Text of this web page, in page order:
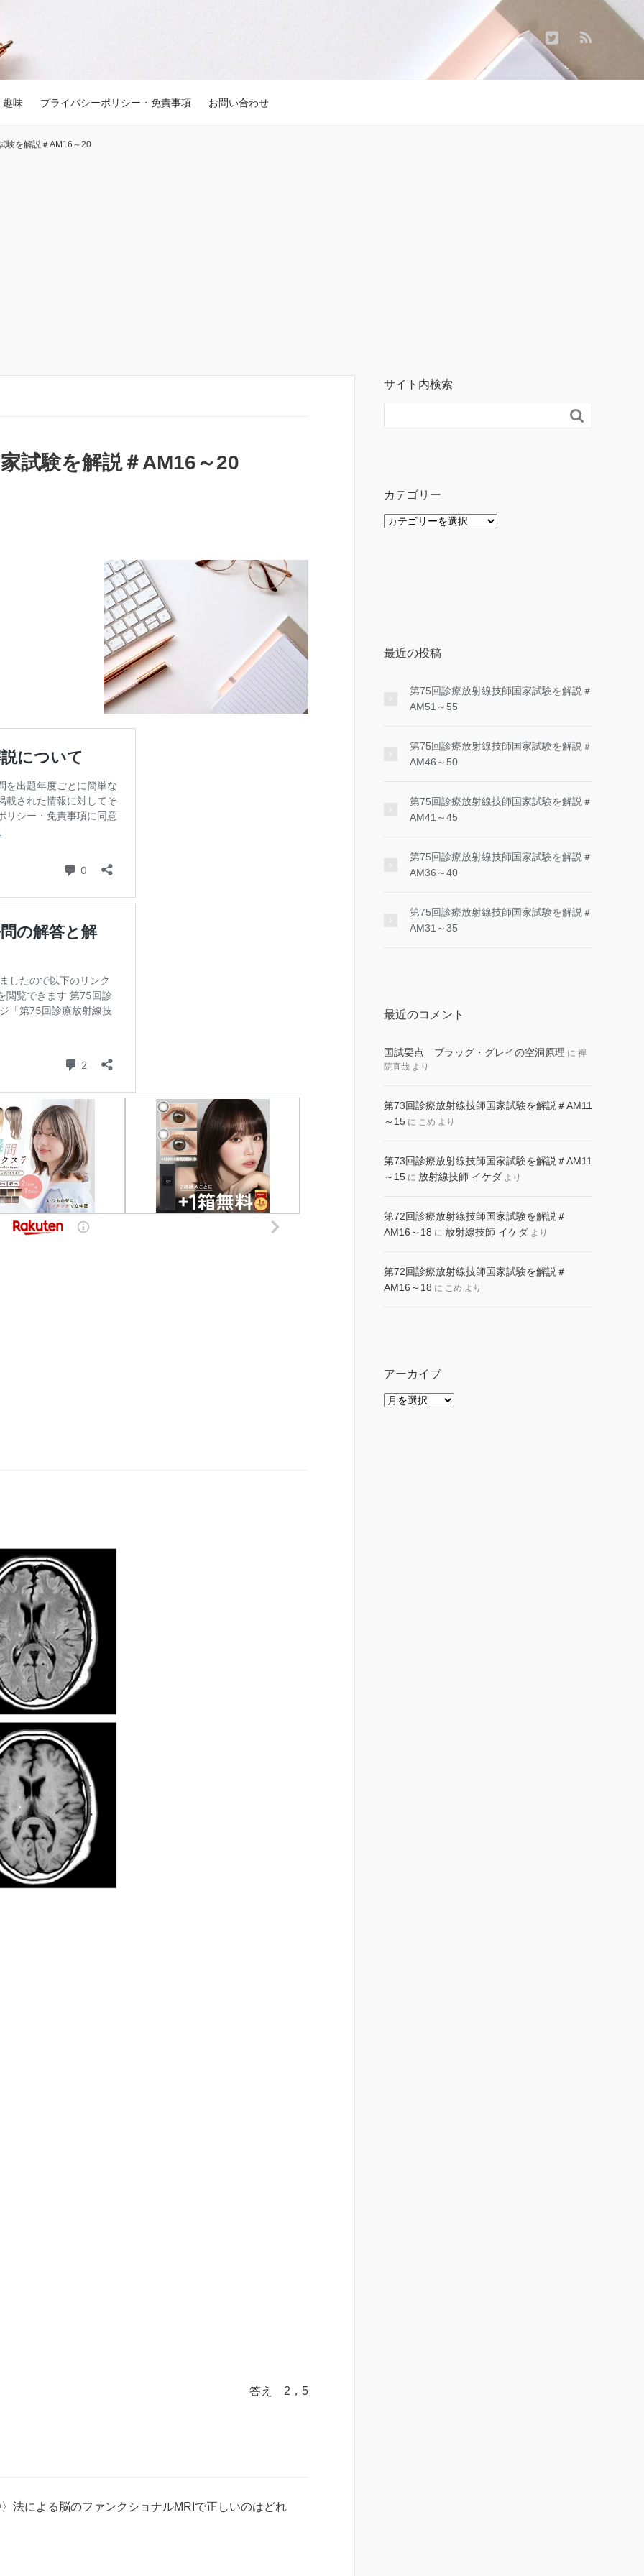
趣味 プライバシーポリシー・免責事項 お問い合わせ
験を解説＃AM16～20
試験を解説＃AM16～20
答え 2，5
法による脳のファンクショナルMRIで正しいのはどれ
サイト内検索

カテゴリー
カ
最近の投稿
第75回診療放射線技師国家試験を解説＃
AM51～55
第75回診療放射線技師国家試験を解説＃
AM46～50
第75回診療放射線技師国家試験を解説＃
AM41～45
第75回診療放射線技師国家試験を解説＃
AM36～40
第75回診療放射線技師国家試験を解説＃
AM31～35
最近のコメント
国試要点 ブラッグ・グレイの空洞原理 に 禪
院直哉 より
第73回診療放射線技師国家試験を解説＃AM11
～15 に こめ より
第73回診療放射線技師国家試験を解説＃AM11
～15 に 放射線技師 イケダ より
第72回診療放射線技師国家試験を解説＃
AM16～18 に 放射線技師 イケダ より
第72回診療放射線技師国家試験を解説＃
AM16～18 に こめ より
アーカイブ
ア